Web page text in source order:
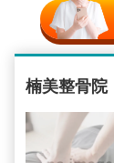
楠美整骨院